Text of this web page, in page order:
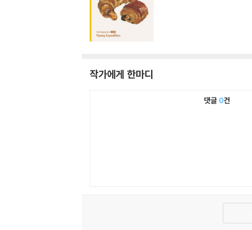
작가에게 한마디
댓글 0건